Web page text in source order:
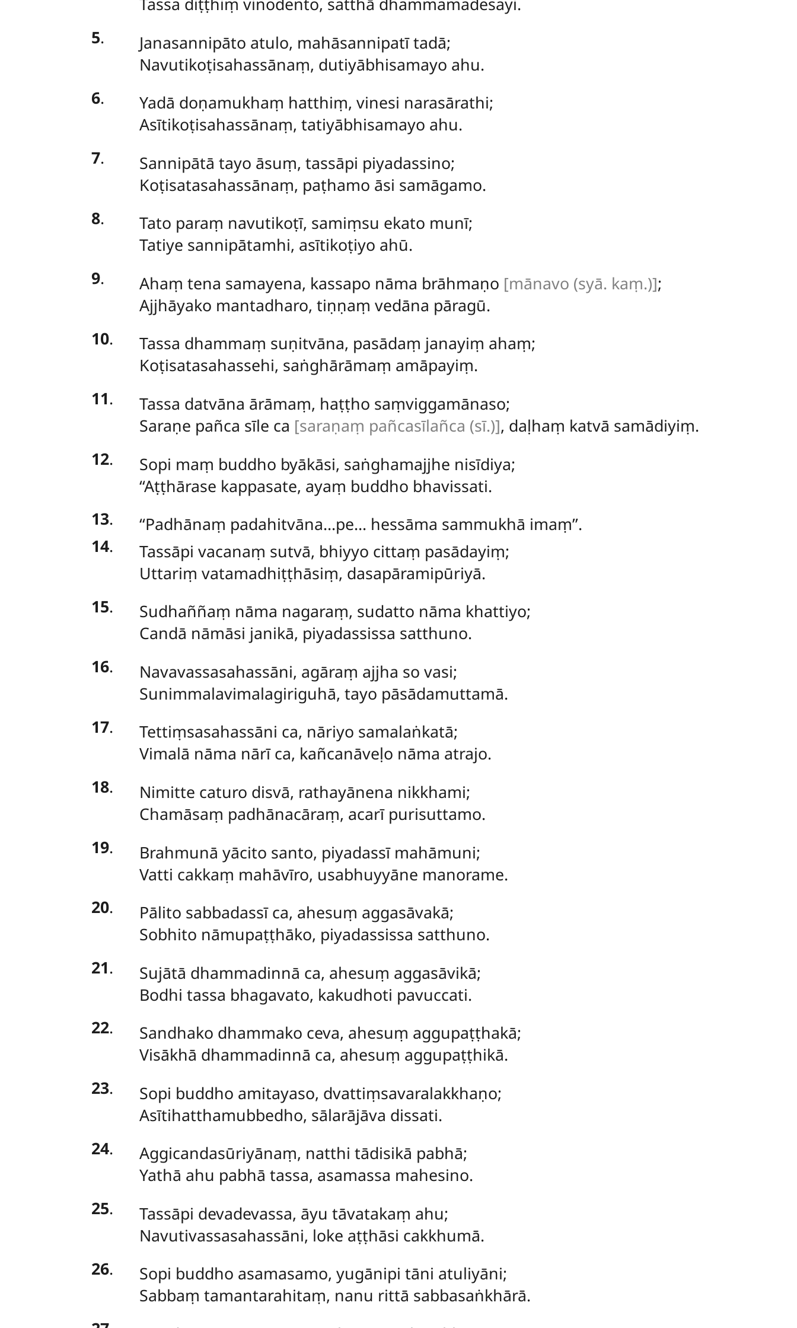
5.
Janasannipāto atulo, mahāsannipatī tadā;
Navutikoṭisahassānaṃ, dutiyābhisamayo ahu.
6.
Yadā doṇamukhaṃ hatthiṃ, vinesi narasārathi;
Asītikoṭisahassānaṃ, tatiyābhisamayo ahu.
7.
Sannipātā tayo āsuṃ, tassāpi piyadassino;
Koṭisatasahassānaṃ, paṭhamo āsi samāgamo.
8. Tato paraṃ navutikoṭī, samiṃsu ekato munī;
Tatiye sannipātamhi, asītikoṭiyo ahū.
9. Ahaṃ tena samayena, kassapo nāma brāhmaṇo [mānavo (syā. kaṃ.)];
Ajjhāyako mantadharo, tiṇṇaṃ vedāna pāragū.
10. Tassa dhammaṃ suṇitvāna, pasādaṃ janayiṃ ahaṃ;
Koṭisatasahassehi, saṅghārāmaṃ amāpayiṃ.
11.
Tassa datvāna ārāmaṃ, haṭṭho saṃviggamānaso;
Saraṇe pañca sīle ca [saraṇaṃ pañcasīlañca (sī.)], daḷhaṃ katvā samādiyiṃ.
12. Sopi maṃ buddho byākāsi, saṅghamajjhe nisīdiya;
‘‘Aṭṭhārase kappasate, ayaṃ buddho bhavissati.
13. ‘‘Padhānaṃ padahitvāna…pe… hessāma sammukhā imaṃ’’.
14.
Tassāpi vacanaṃ sutvā, bhiyyo cittaṃ pasādayiṃ;
Uttariṃ vatamadhiṭṭhāsiṃ, dasapāramipūriyā.
15.
Sudhaññaṃ nāma nagaraṃ, sudatto nāma khattiyo;
Candā nāmāsi janikā, piyadassissa satthuno.
16.
Navavassasahassāni, agāraṃ ajjha so vasi;
Sunimmalavimalagiriguhā, tayo pāsādamuttamā.
17.
Tettiṃsasahassāni ca, nāriyo samalaṅkatā;
Vimalā nāma nārī ca, kañcanāveḷo nāma atrajo.
18. Nimitte caturo disvā, rathayānena nikkhami;
Chamāsaṃ padhānacāraṃ, acarī purisuttamo.
19.
Brahmunā yācito santo, piyadassī mahāmuni;
Vatti cakkaṃ mahāvīro, usabhuyyāne manorame.
20.
Pālito sabbadassī ca, ahesuṃ aggasāvakā;
Sobhito nāmupaṭṭhāko, piyadassissa satthuno.
21.
Sujātā dhammadinnā ca, ahesuṃ aggasāvikā;
Bodhi tassa bhagavato, kakudhoti pavuccati.
22.
Sandhako dhammako ceva, ahesuṃ aggupaṭṭhakā;
Visākhā dhammadinnā ca, ahesuṃ aggupaṭṭhikā.
23. Sopi buddho amitayaso, dvattiṃsavaralakkhaṇo;
Asītihatthamubbedho, sālarājāva dissati.
24.
Aggicandasūriyānaṃ, natthi tādisikā pabhā;
Yathā ahu pabhā tassa, asamassa mahesino.
25.
Tassāpi devadevassa, āyu tāvatakaṃ ahu;
Navutivassasahassāni, loke aṭṭhāsi cakkhumā.
26.
Sopi buddho asamasamo, yugānipi tāni atuliyāni;
Sabbaṃ tamantarahitaṃ, nanu rittā sabbasaṅkhārā.